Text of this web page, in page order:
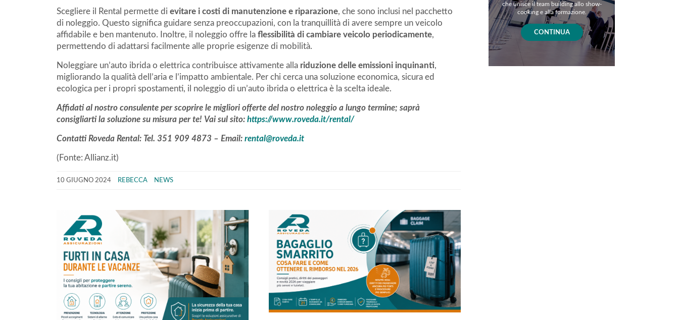
Scegliere il Rental permette di evitare i costi di manutenzione e riparazione, che sono inclusi nel pacchetto
di noleggio. Questo significa guidare senza preoccupazioni, con la tranquillità di avere sempre un veicolo
affidabile e ben mantenuto. Inoltre, il noleggio offre la flessibilità di cambiare veicolo periodicamente,
permettendo di adattarsi facilmente alle proprie esigenze di mobilità.
Noleggiare un’auto ibrida o elettrica contribuisce attivamente alla riduzione delle emissioni inquinanti,
migliorando la qualità dell’aria e l’impatto ambientale. Per chi cerca una soluzione economica, sicura ed
ecologica per i propri spostamenti, il noleggio di un’auto ibrida o elettrica è la scelta ideale.
Affidati al nostro consulente per scoprire le migliori offerte del nostro noleggio a lungo termine; saprà
consigliarti la soluzione su misura per te! Vai sul sito: https://www.roveda.it/rental/
Contatti Roveda Rental: Tel. 351 909 4873 – Email: rental@roveda.it
(Fonte: Allianz.it)
10 GIUGNO 2024 REBECCA NEWS
che unisce il team building allo show-
cooking e alla formazione.
CONTINUA